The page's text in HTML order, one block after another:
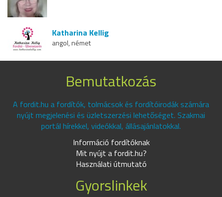
Katharina Kellig
angol, német
Bemutatkozás
A fordit.hu a fordítók, tolmácsok és fordítóirodák számára
nyújt megjelenési és üzletszerzési lehetőséget. Szakmai
portál hírekkel, videókkal, állásajánlatokkal.
Információ fordítóknak
Mit nyújt a fordit.hu?
Használati útmutató
Gyorslinkek